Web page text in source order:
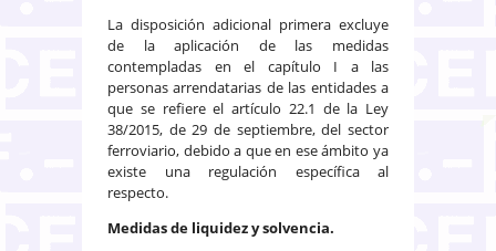
La disposición adicional primera excluye
de la aplicación de las medidas
contempladas en el capítulo I a las
personas arrendatarias de las entidades a
que se refiere el artículo 22.1 de la Ley
38/2015, de 29 de septiembre, del sector
ferroviario, debido a que en ese ámbito ya
existe una regulación específica al
respecto.
Medidas de liquidez y solvencia.